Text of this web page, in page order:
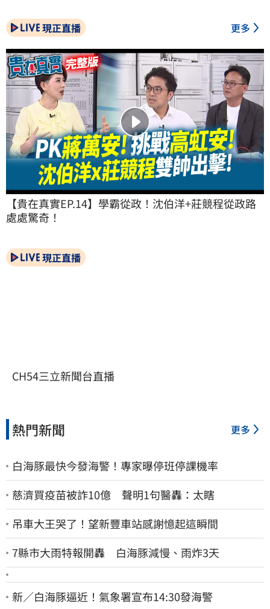
現正直播 更多
【貴在真實EP.14】學霸從政！沈伯洋+莊競程從政路
處處驚奇！
現正直播
CH54三立新聞台直播
熱門新聞 更多
白海豚最快今發海警！專家曝停班停課機率
慈濟買疫苗被詐10億 聲明1句醫轟：太瞎
吊車大王哭了！望新豐車站感謝憶起這瞬間
7縣市大雨特報開轟 白海豚減慢、雨炸3天
新／白海豚逼近！氣象署宣布14:30發海警